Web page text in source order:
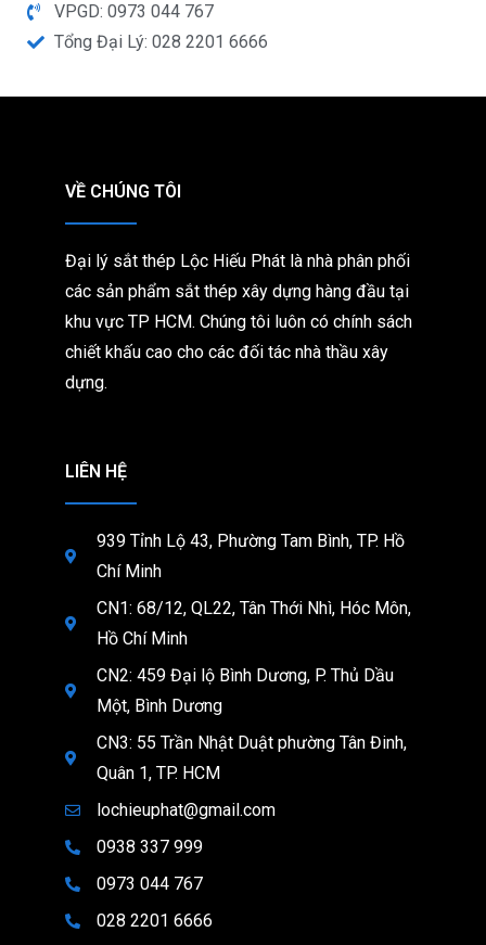
VPGD: 0973 044 767
Tổng Đại Lý: 028 2201 6666
VỀ CHÚNG TÔI
Đại lý sắt thép Lộc Hiếu Phát là nhà phân phối
các sản phẩm sắt thép xây dựng hàng đầu tại
khu vực TP HCM. Chúng tôi luôn có chính sách
chiết khấu cao cho các đối tác nhà thầu xây
dựng.
LIÊN HỆ
939 Tỉnh Lộ 43, Phường Tam Bình, TP. Hồ
Chí Minh
CN1: 68/12, QL22, Tân Thới Nhì, Hóc Môn,
Hồ Chí Minh
CN2: 459 Đại lộ Bình Dương, P. Thủ Dầu
Một, Bình Dương
CN3: 55 Trần Nhật Duật phường Tân Đinh,
Quân 1, TP. HCM
lochieuphat@gmail.com
0938 337 999
0973 044 767
028 2201 6666